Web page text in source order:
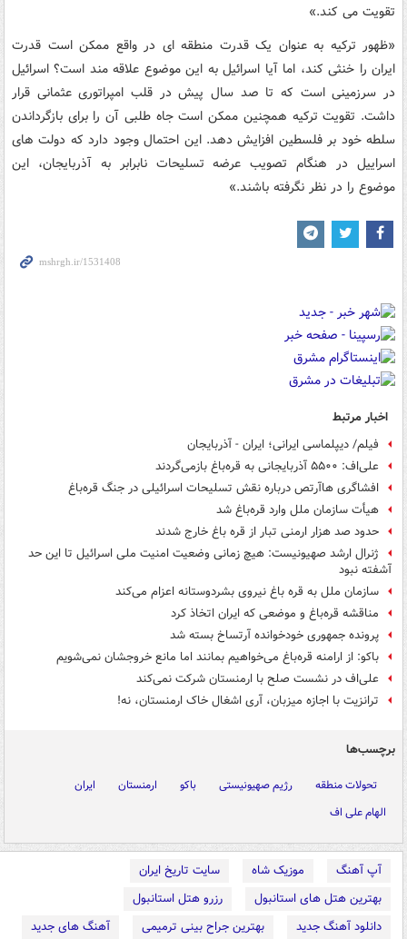
تقویت می کند.»
«ظهور ترکیه به عنوان یک قدرت منطقه ای در واقع ممکن است قدرت
ایران را خنثی کند، اما آیا اسرائیل به این موضوع علاقه مند است؟ اسرائیل
در سرزمینی است که تا صد سال پیش در قلب امپراتوری عثمانی قرار
داشت. تقویت ترکیه همچنین ممکن است جاه طلبی آن را برای بازگرداندن
سلطه خود بر فلسطین افزایش دهد. این احتمال وجود دارد که دولت های
اسراییل در هنگام تصویب عرضه تسلیحات نابرابر به آذربایجان، این
موضوع را در نظر نگرفته باشند.»
اخبار مرتبط
فیلم/ دیپلماسی ایرانی؛ ایران - آذربایجان
علی‌اف: ۵۵۰۰ آذربایجانی به قره‌باغ بازمی‌گردند
افشاگری هاآرتص درباره نقش تسلیحات اسرائیلی در جنگ قره‌باغ
هیأت سازمان ملل وارد قره‌باغ شد
حدود صد هزار ارمنی تبار از قره باغ خارج شدند
ژنرال ارشد صهیونیست: هیچ زمانی وضعیت امنیت ملی اسرائیل تا این حد
آشفته نبود
سازمان ملل به قره باغ نیروی بشردوستانه اعزام می‌کند
مناقشه قره‌باغ و موضعی که ایران اتخاذ کرد
پرونده جمهوری خودخوانده آرتساخ بسته شد
باکو: از ارامنه قره‌باغ می‌خواهیم بمانند اما مانع خروجشان نمی‌شویم
علی‌اف در نشست صلح با ارمنستان شرکت نمی‌کند
ترانزیت با اجازه میزبان، آری اشغال خاک ارمنستان، نه!
برچسب‌ها
تحولات منطقه رژیم صهیونیستی باکو ارمنستان
ایران
الهام علی اف
آپ آهنگ موزیک شاه
سایت تاریخ ایران
بهترین هتل های استانبول
رزرو هتل استانبول
دانلود آهنگ جدید
بهترین جراح بینی ترمیمی
آهنگ های جدید